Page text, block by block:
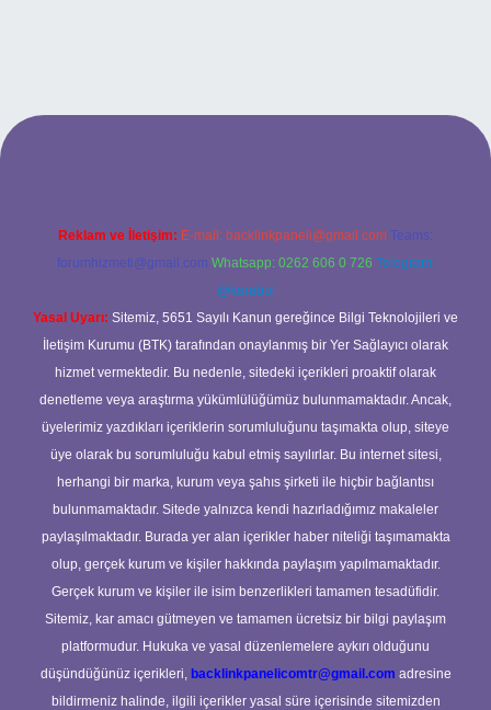
Reklam ve İletişim: E-mail: backlinkpaneli@gmail.com Teams:
forumhizmeti@gmail.com Whatsapp: 0262 606 0 726 Telegram:
@karabul
Yasal Uyarı: Sitemiz, 5651 Sayılı Kanun gereğince Bilgi Teknolojileri ve
İletişim Kurumu (BTK) tarafından onaylanmış bir Yer Sağlayıcı olarak
hizmet vermektedir. Bu nedenle, sitedeki içerikleri proaktif olarak
denetleme veya araştırma yükümlülüğümüz bulunmamaktadır. Ancak,
üyelerimiz yazdıkları içeriklerin sorumluluğunu taşımakta olup, siteye
üye olarak bu sorumluluğu kabul etmiş sayılırlar. Bu internet sitesi,
herhangi bir marka, kurum veya şahıs şirketi ile hiçbir bağlantısı
bulunmamaktadır. Sitede yalnızca kendi hazırladığımız makaleler
paylaşılmaktadır. Burada yer alan içerikler haber niteliği taşımamakta
olup, gerçek kurum ve kişiler hakkında paylaşım yapılmamaktadır.
Gerçek kurum ve kişiler ile isim benzerlikleri tamamen tesadüfidir.
Sitemiz, kar amacı gütmeyen ve tamamen ücretsiz bir bilgi paylaşım
platformudur. Hukuka ve yasal düzenlemelere aykırı olduğunu
düşündüğünüz içerikleri, backlinkpanelicomtr@gmail.com adresine
bildirmeniz halinde, ilgili içerikler yasal süre içerisinde sitemizden